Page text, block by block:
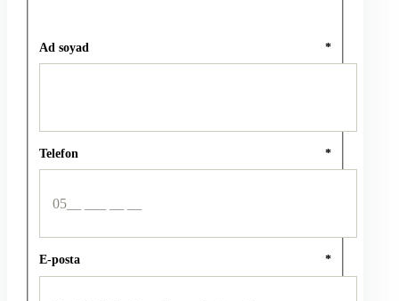
Ad soyad *
Telefon *
E-posta *